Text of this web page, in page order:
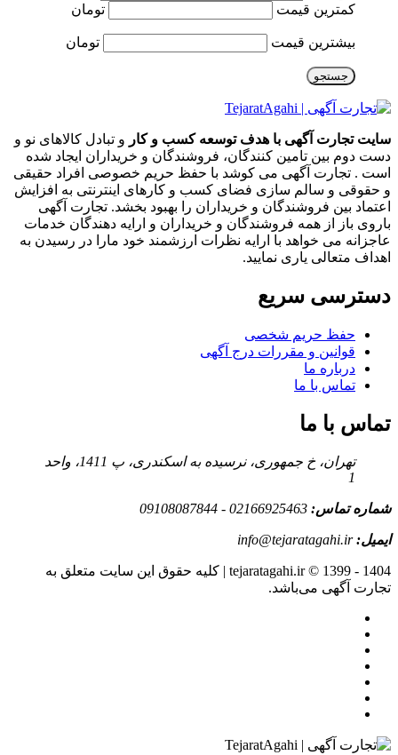
کمترین قیمت
تومان
بیشترین قیمت تومان
جستجو
سایت تجارت آگهی با هدف توسعه کسب و کار و تبادل کالاهای نو و
دست دوم بین تامین کنندگان، فروشندگان و خریداران ایجاد شده
است . تجارت آگهی می کوشد با حفظ حریم خصوصی افراد حقیقی
و حقوقی و سالم سازی فضای کسب و کارهای اینترنتی به افزایش
اعتماد بین فروشندگان و خریداران را بهبود بخشد. تجارت آگهی
باروی باز از همه فروشندگان و خریداران و ارایه دهندگان خدمات
عاجزانه می خواهد با ارایه نظرات ارزشمند خود مارا در رسیدن به
اهداف متعالی یاری نمایید.
دسترسی سریع
حفظ حریم شخصی
قوانین و مقررات درج آگهی
درباره ما
تماس با ما
تماس با ما
تهران، خ جمهوری، نرسیده به اسکندری، پ 1411، واحد
1
شماره تماس: 02166925463 - 09108087844
ایمیل:info@tejaratagahi.ir
tejaratagahi.ir © 1399 - 1404 | کلیه حقوق این سایت متعلق به
تجارت آگهی می‌باشد.